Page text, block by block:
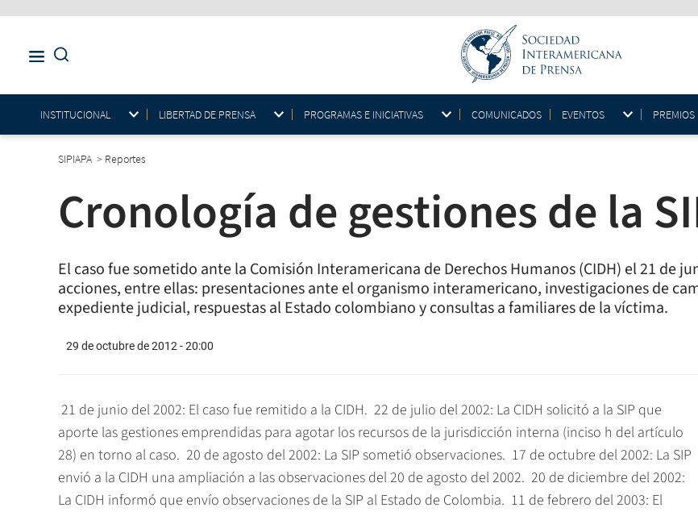
INSTITUCIONAL LIBERTAD DE PRENSA PROGRAMAS E INICIATIVAS COMUNICADOS EVENTOS PREMIOS
SIPIAPA > Reportes
Cronología de gestiones de la
El caso fue sometido ante la Comisión Interamericana de Derechos Humanos (CIDH) el 21 de
acciones, entre ellas: presentaciones ante el organismo interamericano, investigaciones de
expediente judicial, respuestas al Estado colombiano y consultas a familiares de la víctima.
29 de octubre de 2012 - 20:00
 21 de junio del 2002: El caso fue remitido a la CIDH.  22 de julio del 2002: La CIDH solicitó a la SIP que
aporte las gestiones emprendidas para agotar los recursos de la jurisdicción interna (inciso h del artículo
28) en torno al caso.  20 de agosto del 2002: La SIP sometió observaciones.  17 de octubre del 2002: La SIP
envió a la CIDH una ampliación a las observaciones del 20 de agosto del 2002.  20 de diciembre del 2002:
La CIDH informó que envío observaciones de la SIP al Estado de Colombia.  11 de febrero del 2003: El